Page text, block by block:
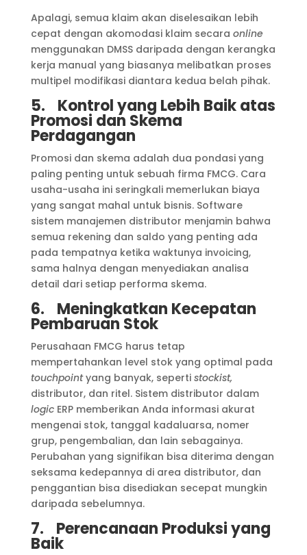
Apalagi, semua klaim akan diselesaikan lebih
cepat dengan akomodasi klaim secara online
menggunakan DMSS daripada dengan kerangka
kerja manual yang biasanya melibatkan proses
multipel modifikasi diantara kedua belah pihak.
5. Kontrol yang Lebih Baik atas
Promosi dan Skema
Perdagangan
Promosi dan skema adalah dua pondasi yang
paling penting untuk sebuah firma FMCG. Cara
usaha-usaha ini seringkali memerlukan biaya
yang sangat mahal untuk bisnis. Software
sistem manajemen distributor menjamin bahwa
semua rekening dan saldo yang penting ada
pada tempatnya ketika waktunya invoicing,
sama halnya dengan menyediakan analisa
detail dari setiap performa skema.
6. Meningkatkan Kecepatan
Pembaruan Stok
Perusahaan FMCG harus tetap
mempertahankan level stok yang optimal pada
touchpointyang banyak, seperti stockist,
distributor, dan ritel. Sistem distributor dalam
logicERP memberikan Anda informasi akurat
mengenai stok, tanggal kadaluarsa, nomer
grup, pengembalian, dan lain sebagainya.
Perubahan yang signifikan bisa diterima dengan
seksama kedepannya di area distributor, dan
penggantian bisa disediakan secepat mungkin
daripada sebelumnya.
7. Perencanaan Produksi yang
Baik